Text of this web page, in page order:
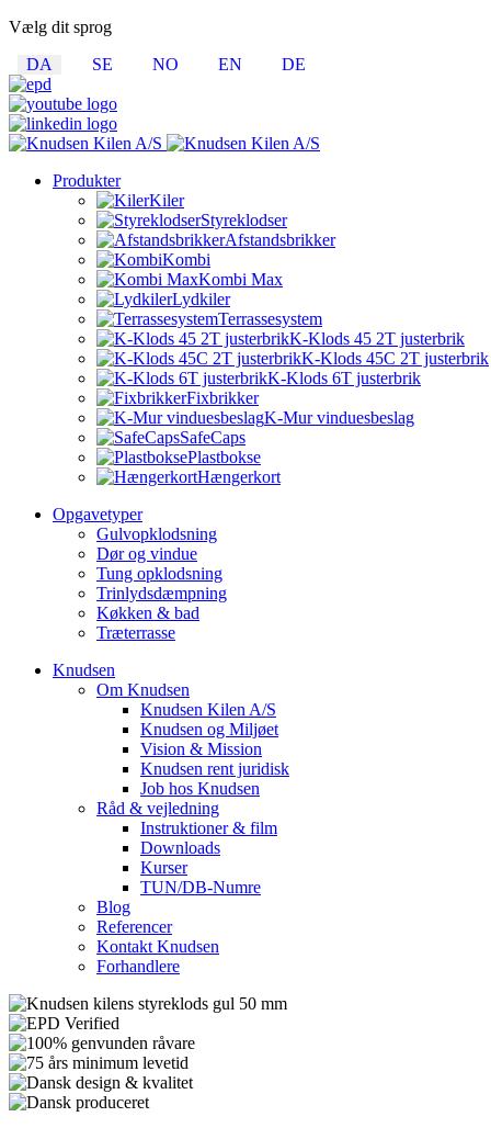
Vælg dit sprog
DA
SE NO EN DE
Produkter
Kiler
Styreklodser
Afstandsbrikker
Kombi
Kombi Max
Lydkiler
Terrassesystem
K-Klods 45 2T justerbrik
K-Klods 45C 2T justerbrik
K-Klods 6T justerbrik
Fixbrikker
K-Mur vinduesbeslag
SafeCaps
Plastbokse
Hængerkort
Opgavetyper
Gulvopklodsning
Dør og vindue
Tung opklodsning
Trinlydsdæmpning
Køkken & bad
Træterrasse
Knudsen
Om Knudsen
Knudsen Kilen A/S
Knudsen og Miljøet
Vision & Mission
Knudsen rent juridisk
Job hos Knudsen
Råd & vejledning
Instruktioner & film
Downloads
Kurser
TUN/DB-Numre
Blog
Referencer
Kontakt Knudsen
Forhandlere